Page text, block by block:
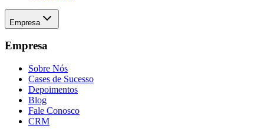
Empresa
Empresa
Sobre Nós
Cases de Sucesso
Depoimentos
Blog
Fale Conosco
CRM